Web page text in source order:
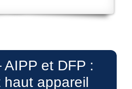
AIPP et DFP :
haut appareil